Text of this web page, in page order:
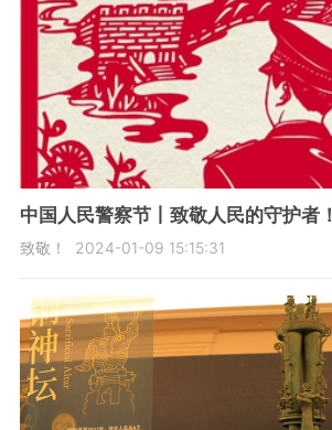
中国人民警察节丨致敬人民的守护者！
致敬！ 2024-01-09 15:15:31